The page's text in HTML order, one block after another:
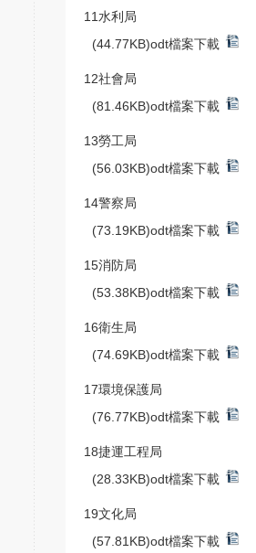
11水利局
(44.77KB)odt檔案下載
12社會局
(81.46KB)odt檔案下載
13勞工局
(56.03KB)odt檔案下載
14警察局
(73.19KB)odt檔案下載
15消防局
(53.38KB)odt檔案下載
16衛生局
(74.69KB)odt檔案下載
17環境保護局
(76.77KB)odt檔案下載
18捷運工程局
(28.33KB)odt檔案下載
19文化局
(57.81KB)odt檔案下載